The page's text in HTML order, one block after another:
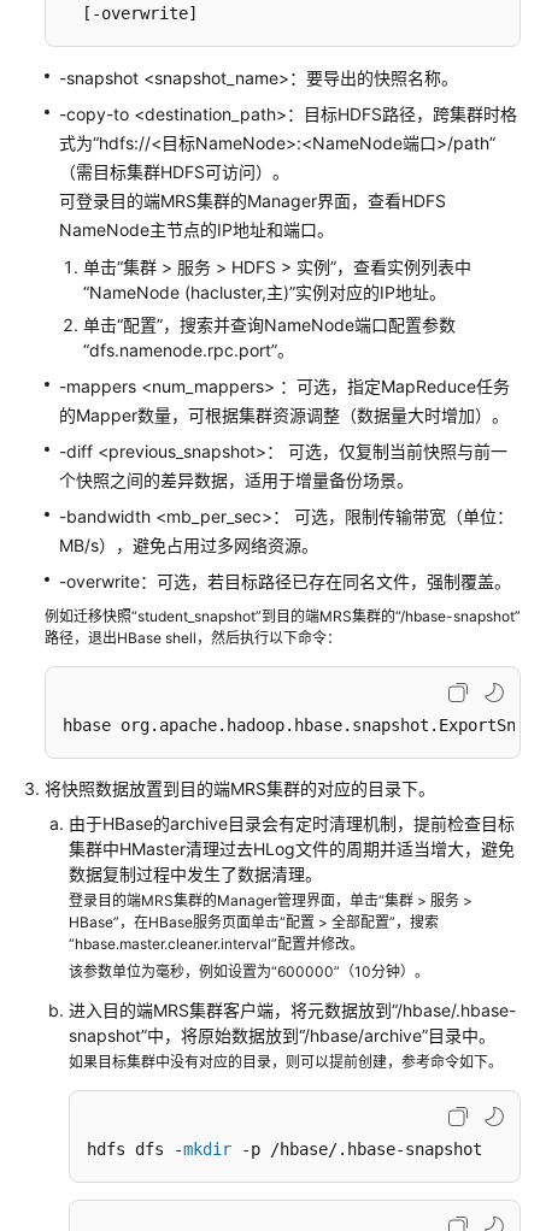
CDM
服
务
迁
MySQL
数
据
至
MRS
Hive
用
CDM
迁
移
Hudi
据
至
MRS
集
用
CDM
服
务
迁
移
数
至
MRS
集
群
通
CCR
[-overwrite]
-snapshot <snapshot_name>：要导出的快照名称。
-copy-to <destination_path>：目标HDFS路径，跨集群时格
式为“hdfs://<目标NameNode>:<NameNode端口>/path”
（需目标集群HDFS可访问）。
可登录目的端MRS集群的Manager界面，查看HDFS
NameNode主节点的IP地址和端口。
单击“集群 > 服务 > HDFS > 实例”，查看实例列表中
“NameNode (hacluster,主)”实例对应的IP地址。
单击“配置”，搜索并查询NameNode端口配置参数
“dfs.namenode.rpc.port”。
-mappers <num_mappers> ：可选，指定MapReduce任务
的Mapper数量，可根据集群资源调整（数据量大时增加）。
-diff <previous_snapshot>： 可选，仅复制当前快照与前一
个快照之间的差异数据，适用于增量备份场景。
-bandwidth <mb_per_sec>： 可选，限制传输带宽（单位：
MB/s），避免占用过多网络资源。
-overwrite：可选，若目标路径已存在同名文件，强制覆盖。
例如迁移快照“student_snapshot”到目的端MRS集群的“/hbase-snapshot”
路径，退出HBase shell，然后执行以下命令：
hbase
将快照数据放置到目的端MRS集群的对应的目录下。
由于HBase的archive目录会有定时清理机制，提前检查目标
集群中HMaster清理过去HLog文件的周期并适当增大，避免
数据复制过程中发生了数据清理。
登录目的端MRS集群的Manager管理界面，单击“集群 > 服务 >
HBase”，在HBase服务页面单击“配置 > 全部配置”，搜索
“hbase.master.cleaner.interval”配置并修改。
该参数单位为毫秒，例如设置为“600000”（10分钟）。
进入目的端MRS集群客户端，将元数据放到“/hbase/.hbase-
snapshot”中，将原始数据放到“/hbase/archive”目录中。
如果目标集群中没有对应的目录，则可以提前创建，参考命令如下。
hdfs dfs -mkdir -p /hbase/.hbase-snapshot